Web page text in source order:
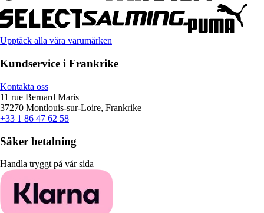
Upptäck alla våra varumärken
Kundservice i Frankrike
Kontakta oss
11 rue Bernard Maris
37270 Montlouis-sur-Loire, Frankrike
+33 1 86 47 62 58
Säker betalning
Handla tryggt på vår sida